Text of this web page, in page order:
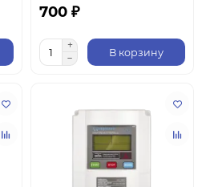
700 ₽
В корзину